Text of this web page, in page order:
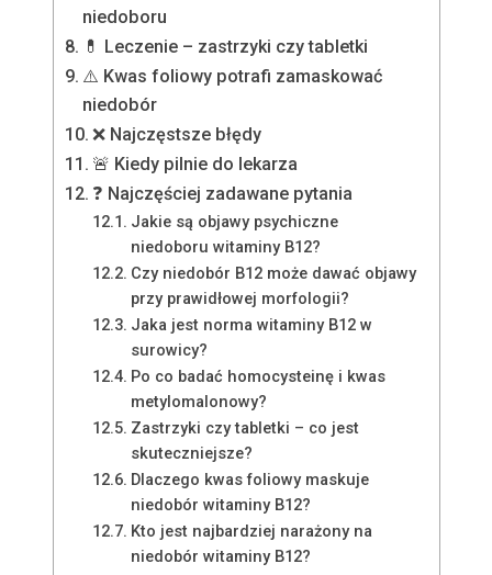
niedoboru
💊 Leczenie – zastrzyki czy tabletki
⚠️ Kwas foliowy potrafi zamaskować
niedobór
❌ Najczęstsze błędy
🚨 Kiedy pilnie do lekarza
❓ Najczęściej zadawane pytania
Jakie są objawy psychiczne
niedoboru witaminy B12?
Czy niedobór B12 może dawać objawy
przy prawidłowej morfologii?
Jaka jest norma witaminy B12 w
surowicy?
Po co badać homocysteinę i kwas
metylomalonowy?
Zastrzyki czy tabletki – co jest
skuteczniejsze?
Dlaczego kwas foliowy maskuje
niedobór witaminy B12?
Kto jest najbardziej narażony na
niedobór witaminy B12?